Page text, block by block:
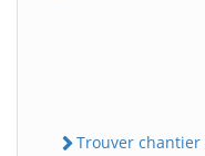
Trouver chantier